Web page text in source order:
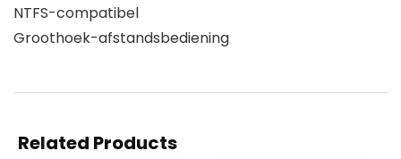
NTFS-compatibel
Groothoek-afstandsbediening
Related Products